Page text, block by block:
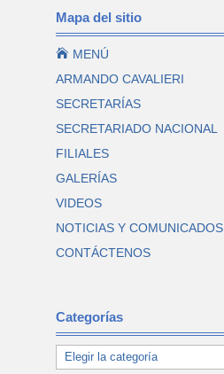
Mapa del sitio
 MENÚ
ARMANDO CAVALIERI
SECRETARÍAS
SECRETARIADO NACIONAL
FILIALES
GALERÍAS
VIDEOS
NOTICIAS Y COMUNICADOS
CONTÁCTENOS
Categorías